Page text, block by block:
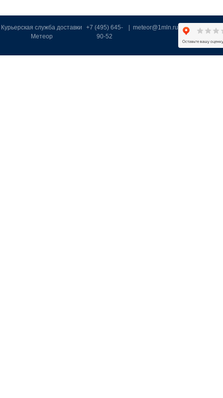
Курьерская служба доставки
Метеор
+7 (495) 645-
90-52
|meteor@1mln.ru